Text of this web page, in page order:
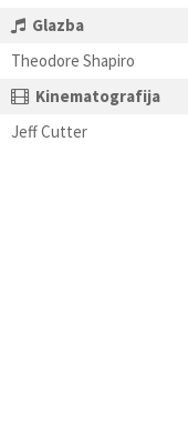
Glazba
Theodore Shapiro
Kinematografija
Jeff Cutter